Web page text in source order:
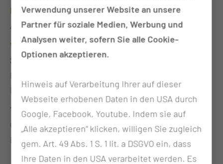
Publikationsart:
Artikel
Veröffentlichungsmedium:
Studies in Health Technology and Informatics
Data and Knowledge
Themenschwerpunkte:
Gesundheit, Digitalisierung,
Datenintegrationszentrum
Verwendung unserer Website an unsere
Partner für soziale Medien, Werbung und
Analysen weiter, sofern Sie alle Cookie-
Optionen akzeptieren.
Hinweis auf Verarbeitung Ihrer auf dieser
Webseite erhobenen Daten in den USA durch
Google, Facebook, Youtube. Indem sie auf
„Alle akzeptieren“ klicken, willigen Sie zugleich
gem. Art. 49 Abs. 1 S. 1 lit. a DSGVO ein, dass
Ihre Daten in den USA verarbeitet werden. Es